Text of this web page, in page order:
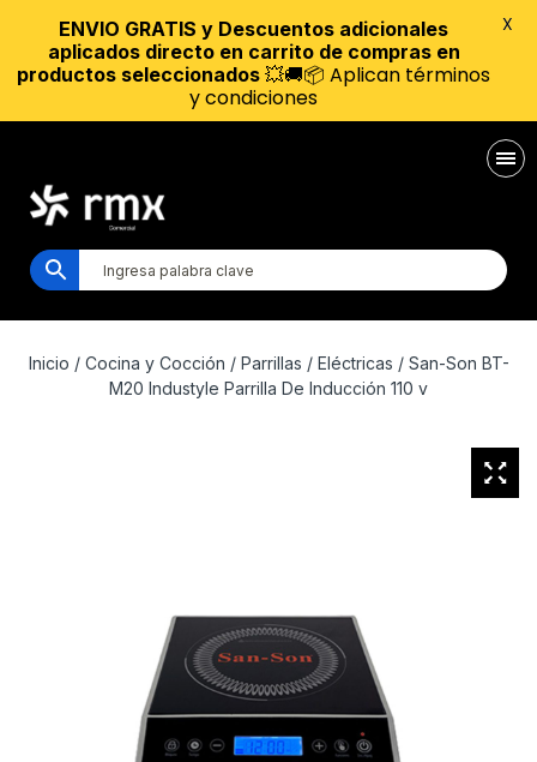
Inicio / Cocina y Cocción / Parrillas / Eléctricas / San-Son BT-
M20 Industyle Parrilla De Inducción 110 v
ENVIO GRATIS y Descuentos adicionales
aplicados directo en carrito de compras en
productos seleccionados 💥🚚📦 Aplican términos
y condiciones
X